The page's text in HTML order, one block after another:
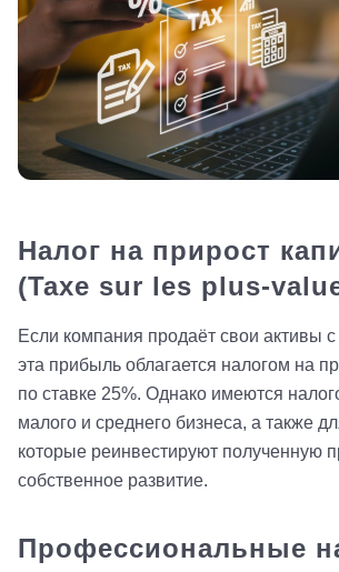
Налог на прирост
(Taxe sur les plus-
Если компания продаёт свои активы
эта прибыль облагается налогом на
по ставке 25%. Однако имеются
малого и среднего бизнеса, а также
которые реинвестируют полученную
собственное развитие.
Профессиональные